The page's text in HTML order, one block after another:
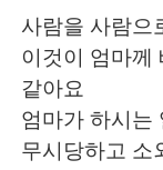
사람을 사람으
이것이 엄마께
같아요
엄마가 하시는
무시당하고 소